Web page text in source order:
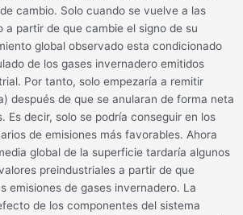
cambio. Solo cuando se vuelve a las
a partir de que cambie el signo de su
global observado esta condicionado
de los gases invernadero emitidos
Por tanto, solo empezaría a remitir
después de que se anularan de forma neta
Es decir, solo se podría conseguir en los
de emisiones más favorables. Ahora
global de la superficie tardaría algunos
preindustriales a partir de que
emisiones de gases invernadero. La
de los componentes del sistema